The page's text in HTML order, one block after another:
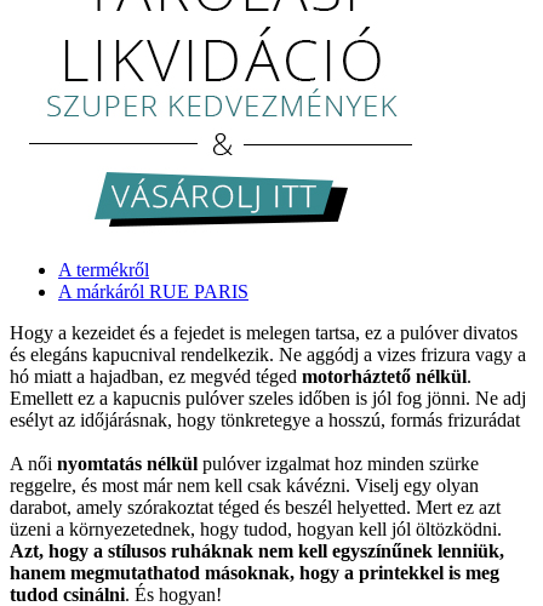
A termékről
A márkáról RUE PARIS
Hogy a kezeidet és a fejedet is melegen tartsa, ez a pulóver divatos
és elegáns kapucnival rendelkezik. Ne aggódj a vizes frizura vagy a
hó miatt a hajadban, ez megvéd téged motorháztető nélkül.
Emellett ez a kapucnis pulóver szeles időben is jól fog jönni. Ne adj
esélyt az időjárásnak, hogy tönkretegye a hosszú, formás frizurádat
A női nyomtatás nélkül pulóver izgalmat hoz minden szürke
reggelre, és most már nem kell csak kávézni. Viselj egy olyan
darabot, amely szórakoztat téged és beszél helyetted. Mert ez azt
üzeni a környezetednek, hogy tudod, hogyan kell jól öltözködni.
Azt, hogy a stílusos ruháknak nem kell egyszínűnek lenniük,
hanem megmutathatod másoknak, hogy a printekkel is meg
tudod csinálni. És hogyan!